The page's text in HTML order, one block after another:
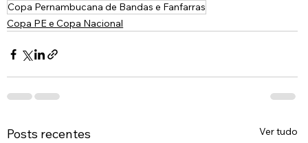
Copa Pernambucana de Bandas e Fanfarras
Copa PE e Copa Nacional
Posts recentes Ver tudo